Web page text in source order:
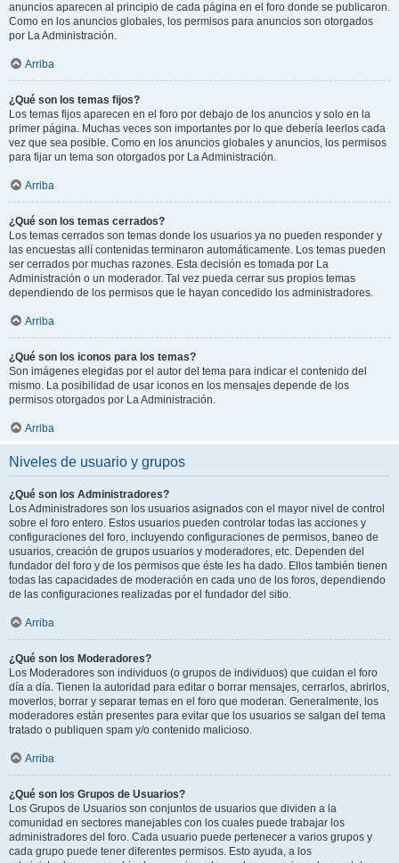
anuncios aparecen al principio de cada página en el foro donde se publicaron.
Como en los anuncios globales, los permisos para anuncios son otorgados
por La Administración.
Arriba
¿Qué son los temas fijos?
Los temas fijos aparecen en el foro por debajo de los anuncios y solo en la
primer página. Muchas veces son importantes por lo que debería leerlos cada
vez que sea posible. Como en los anuncios globales y anuncios, los permisos
para fijar un tema son otorgados por La Administración.
Arriba
¿Qué son los temas cerrados?
Los temas cerrados son temas donde los usuarios ya no pueden responder y
las encuestas allí contenidas terminaron automáticamente. Los temas pueden
ser cerrados por muchas razones. Esta decisión es tomada por La
Administración o un moderador. Tal vez pueda cerrar sus propios temas
dependiendo de los permisos que le hayan concedido los administradores.
Arriba
¿Qué son los iconos para los temas?
Son imágenes elegidas por el autor del tema para indicar el contenido del
mismo. La posibilidad de usar iconos en los mensajes depende de los
permisos otorgados por La Administración.
Arriba
Niveles de usuario y grupos
¿Qué son los Administradores?
Los Administradores son los usuarios asignados con el mayor nivel de control
sobre el foro entero. Estos usuarios pueden controlar todas las acciones y
configuraciones del foro, incluyendo configuraciones de permisos, baneo de
usuarios, creación de grupos usuarios y moderadores, etc. Dependen del
fundador del foro y de los permisos que éste les ha dado. Ellos también tienen
todas las capacidades de moderación en cada uno de los foros, dependiendo
de las configuraciones realizadas por el fundador del sitio.
Arriba
¿Qué son los Moderadores?
Los Moderadores son individuos (o grupos de individuos) que cuidan el foro
día a día. Tienen la autoridad para editar o borrar mensajes, cerrarlos, abrirlos,
moverlos, borrar y separar temas en el foro que moderan. Generalmente, los
moderadores están presentes para evitar que los usuarios se salgan del tema
tratado o publiquen spam y/o contenido malicioso.
Arriba
¿Qué son los Grupos de Usuarios?
Los Grupos de Usuarios son conjuntos de usuarios que dividen a la
comunidad en sectores manejables con los cuales puede trabajar los
administradores del foro. Cada usuario puede pertenecer a varios grupos y
cada grupo puede tener diferentes permisos. Esto ayuda, a los